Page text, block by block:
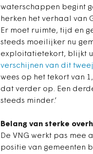
waterschappen begint
herken het verhaal van
Er moet ruimte, tijd en
steeds moeilijker nu
exploitatietekort, blijkt
verschijnen van dit
wees op het tekort van
dat verder op. Een
steeds minder.’
Belang van sterke
De VNG werkt pas
positie van gemeenten